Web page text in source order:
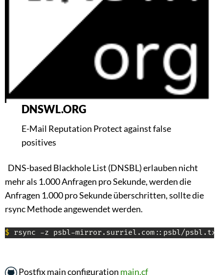
DNSWL.ORG
E-Mail Reputation Protect against false
positives
DNS-based Blackhole List (DNSBL) erlauben nicht
mehr als 1.000 Anfragen pro Sekunde, werden die
Anfragen 1.000 pro Sekunde überschritten, sollte die
rsync Methode angewendet werden.
$ rsync -z psbl-mirror.surriel.com::psbl/
Postfix main configuration main.cf